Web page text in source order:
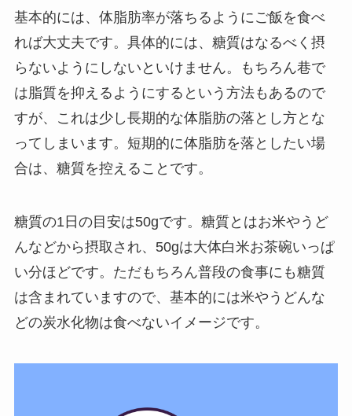
基本的には、体脂肪率が落ちるようにご飯を食べ
れば大丈夫です。具体的には、糖質はなるべく摂
らないようにしないといけません。もちろん巷で
は脂質を抑えるようにするという方法もあるので
すが、これは少し長期的な体脂肪の落とし方とな
ってしまいます。短期的に体脂肪を落としたい場
合は、糖質を控えることです。
糖質の1日の目安は50gです。糖質とはお米やうど
んなどから摂取され、50gは大体白米お茶碗いっぱ
い分ほどです。ただもちろん普段の食事にも糖質
は含まれていますので、基本的には米やうどんな
どの炭水化物は食べないイメージです。